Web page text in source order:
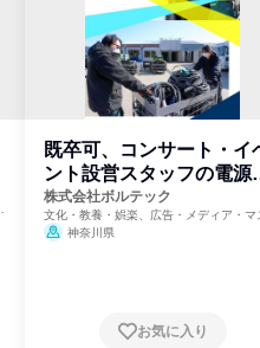
既卒可、コンサート・イ
ント設営スタッフの電源
門
株式会社ボルテック
文化・教養・娯楽、広告・メディア・マ
ミ、電力・ガス・水道・エネルギー
神奈川県
お気に入り